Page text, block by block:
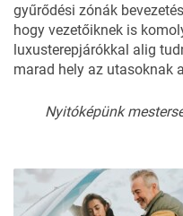
gyűrődési zónák
hogy vezetőiknek is
luxusterepjárókkal alig
marad hely az utasoknak
Nyitóképünk